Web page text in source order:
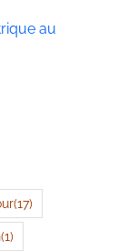
au
(17)
(1)